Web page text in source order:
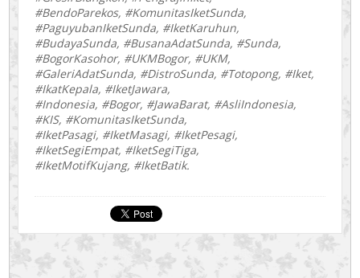
#BendoParekos, #KomunitasIketSunda,
#PaguyubanIketSunda, #IketKaruhun,
#BudayaSunda, #BusanaAdatSunda, #Sunda,
#BogorKasohor, #UKMBogor, #UKM,
#GaleriAdatSunda, #DistroSunda, #Totopong, #Iket,
#IkatKepala, #IketJawara,
#Indonesia, #Bogor, #JawaBarat, #AsliIndonesia,
#KIS, #KomunitasIketSunda,
#IketPasagi, #IketMasagi, #IketPesagi,
#IketSegiEmpat, #IketSegiTiga,
#IketMotifKujang, #IketBatik.